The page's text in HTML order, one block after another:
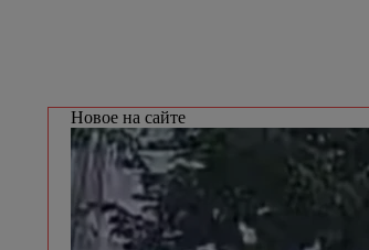
Новое на сайте